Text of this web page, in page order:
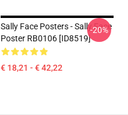
Sally Face Posters - Sally Face
Poster RB0106 [ID8519]
€ 18,21 - € 42,22
-20%